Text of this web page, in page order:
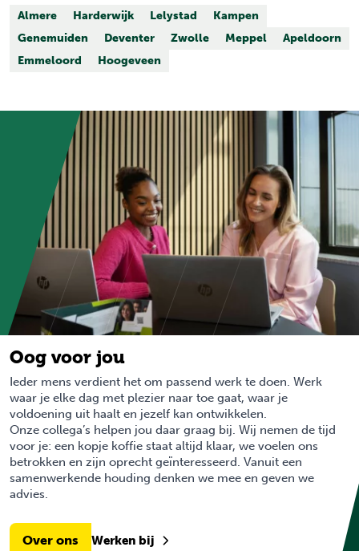
Almere Harderwijk Lelystad
Kampen
Genemuiden
Deventer Zwolle Meppel
Apeldoorn
Emmeloord
Hoogeveen
Oog voor jou
Ieder mens verdient het om passend werk te doen. Werk
waar je elke dag met plezier naar toe gaat, waar je
voldoening uit haalt en jezelf kan ontwikkelen.
Onze collega’s helpen jou daar graag bij. Wij nemen de tijd
voor je: een kopje koffie staat altijd klaar, we voelen ons
betrokken en zijn oprecht geïnteresseerd. Vanuit een
samenwerkende houding denken we mee en geven we
advies.
Over ons Werken bij